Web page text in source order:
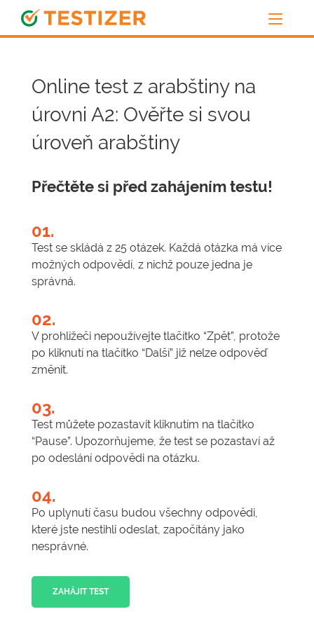
Online test z arabštiny na
úrovni A2: Ověřte si svou
úroveň arabštiny
Přečtěte si před zahájením testu!
01.
Test se skládá z 25 otázek. Každá otázka má více
možných odpovědí, z nichž pouze jedna je
správná.
02.
V prohlížeči nepoužívejte tlačítko “Zpět”, protože
po kliknutí na tlačítko “Další” již nelze odpověď
změnit.
03.
Test můžete pozastavit kliknutím na tlačítko
“Pause”. Upozorňujeme, že test se pozastaví až
po odeslání odpovědi na otázku.
04.
Po uplynutí času budou všechny odpovědi,
které jste nestihli odeslat, započítány jako
nesprávné.
ZAHÁJIT TEST